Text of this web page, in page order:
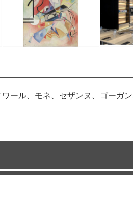
ール、モネ、セザンヌ、ゴーガ